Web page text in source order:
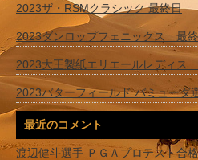
2023ザ・RSMクラシック 最終日
2023ダンロップフェニックス 最
2023大王製紙エリエールレディス
2023バターフィールド バミューダ
最近のコメント
渡辺健斗選手 ＰＧＡプロテスト合